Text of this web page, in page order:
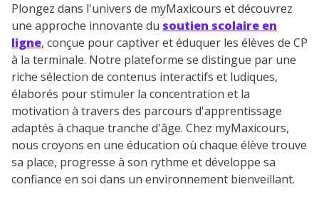
Plongez dans l'univers de myMaxicours et découvrez
une approche innovante du soutien scolaire en
ligne, conçue pour captiver et éduquer les élèves de CP
à la terminale. Notre plateforme se distingue par une
riche sélection de contenus interactifs et ludiques,
élaborés pour stimuler la concentration et la
motivation à travers des parcours d'apprentissage
adaptés à chaque tranche d'âge. Chez myMaxicours,
nous croyons en une éducation où chaque élève trouve
sa place, progresse à son rythme et développe sa
confiance en soi dans un environnement bienveillant.
accès au service de soutien scolaire pendant 24h. Pour en
savoir plus sur la gestion de vos données personnelles et
pour exercer vos droits, vous pouvez consulter
notre
charte.
J’accepte de recevoir les actualités et des
communications de la part de
myMaxicours.
Votre adresse e-mail sera exclusivement utilisée pour
vous envoyer notre newsletter. Vous pourrez vous
désinscrire à tout moment, à travers le lien de